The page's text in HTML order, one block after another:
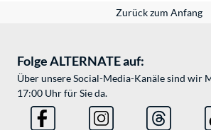
Zurück zum Anfang
Folge ALTERNATE auf:
Über unsere Social-Media-Kanäle sind wir
17:00 Uhr für Sie da.